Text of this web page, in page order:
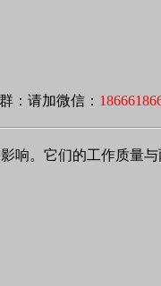
：请加微信：
。它们的工作质量